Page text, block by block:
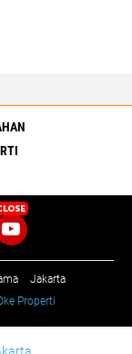
Jakarta
Properti